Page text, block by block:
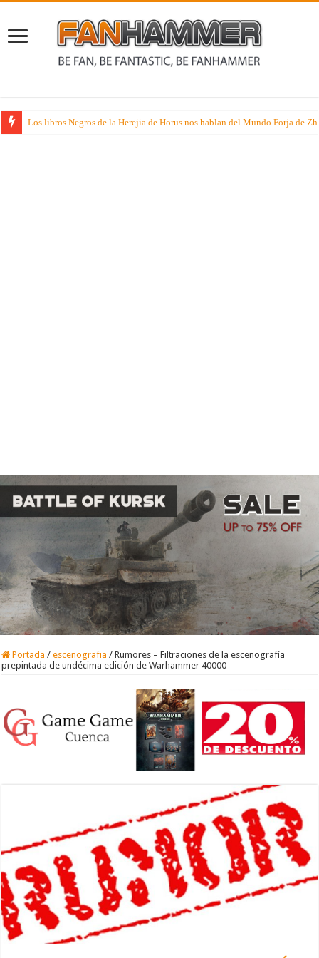
Rumores sobre dos juegos de especialista muy esperados que suenan
Portada / escenografia / Rumores – Filtraciones de la escenografía
prepintada de undécima edición de Warhammer 40000